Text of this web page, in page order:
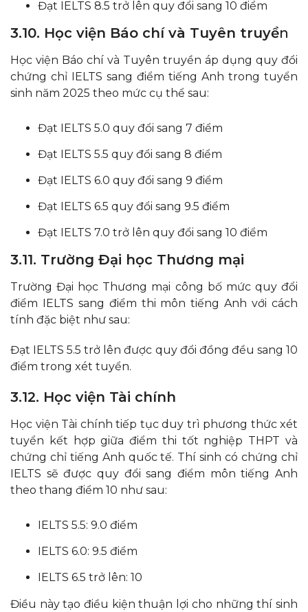
Đạt IELTS 8.5 trở lên quy đổi sang 10 điểm
3.10. Học viện Báo chí và Tuyên truyền
Học viện Báo chí và Tuyên truyền áp dụng quy đổi
chứng chỉ IELTS sang điểm tiếng Anh trong tuyển
sinh năm 2025 theo mức cụ thể sau:
Đạt IELTS 5.0 quy đổi sang 7 điểm
Đạt IELTS 5.5 quy đổi sang 8 điểm
Đạt IELTS 6.0 quy đổi sang 9 điểm
Đạt IELTS 6.5 quy đổi sang 9.5 điểm
Đạt IELTS 7.0 trở lên quy đổi sang 10 điểm
3.11. Trường Đại học Thương mại
Trường Đại học Thương mại công bố mức quy đổi
điểm IELTS sang điểm thi môn tiếng Anh với cách
tính đặc biệt như sau:
Đạt IELTS 5.5 trở lên được quy đổi đồng đều sang 10
điểm trong xét tuyển.
3.12. Học viện Tài chính
Học viện Tài chính tiếp tục duy trì phương thức xét
tuyển kết hợp giữa điểm thi tốt nghiệp THPT và
chứng chỉ tiếng Anh quốc tế. Thí sinh có chứng chỉ
IELTS sẽ được quy đổi sang điểm môn tiếng Anh
theo thang điểm 10 như sau:
IELTS 5.5: 9.0 điểm
IELTS 6.0: 9.5 điểm
IELTS 6.5 trở lên: 10
Điều này tạo điều kiện thuận lợi cho những thí sinh